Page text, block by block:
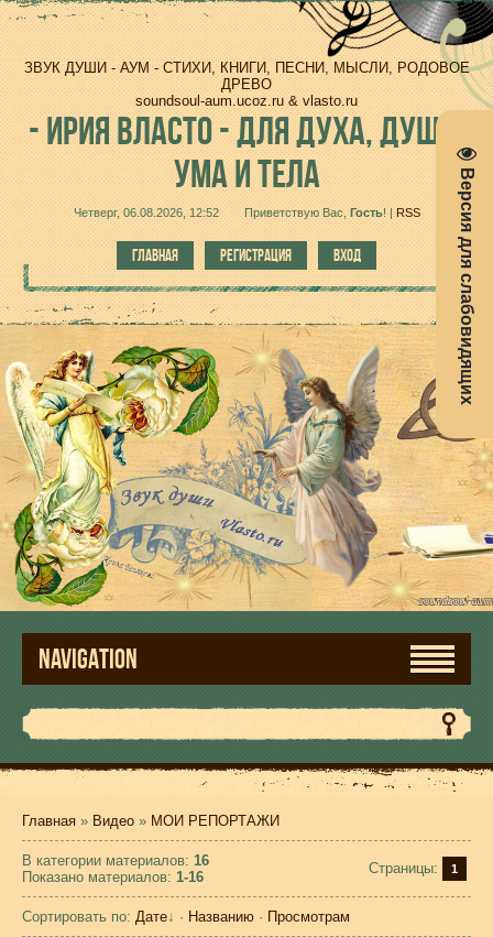
Версия для слабовидящих
ЗВУК ДУШИ - АУМ - СТИХИ, КНИГИ, ПЕСНИ, МЫСЛИ, РОДОВОЕ
ДРЕВО
soundsoul-aum.ucoz.ru & vlasto.ru
-ИРИЯ ВЛАСТО - ДЛЯ ДУХА, ДУШИ,
УМА И ТЕЛА
Четверг, 06.08.2026, 12:52 Приветствую Вас, Гость! | RSS
ГЛАВНАЯ РЕГИСТРАЦИЯ ВХОД
NAVIGATION
Главная » Видео » МОИ РЕПОРТАЖИ
В категории материалов: 16
Показано материалов: 1-16
Страницы: 1
Сортировать по: Дате↓ · Названию · Просмотрам